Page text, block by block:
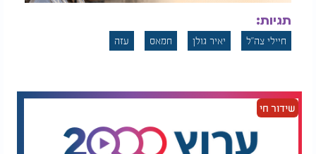
תגיות:
חיילי צה"ל יאיר גולן חמאס עזה
שידור חי